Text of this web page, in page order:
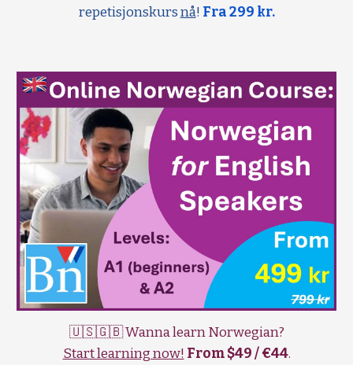
repetisjonskursnå! Fra 299 kr.
🇺🇸🇬🇧 Wanna learn Norwegian?
Start learning now! From $49 / €44.